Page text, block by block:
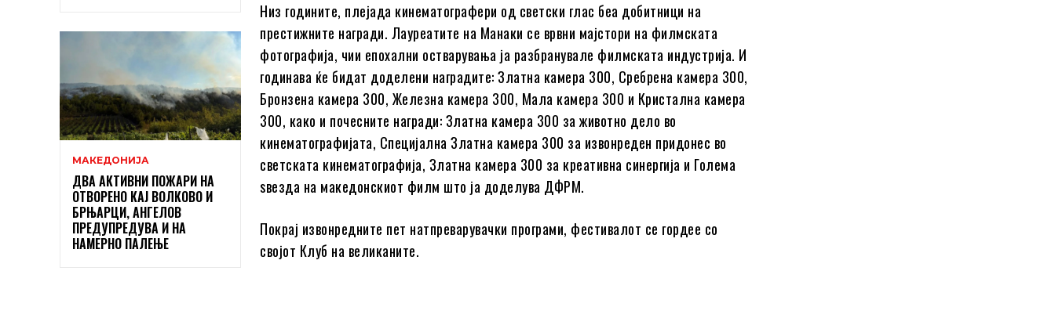
МАКЕДОНИЈА
ДВА АКТИВНИ ПОЖАРИ НА
ОТВОРЕНО КАЈ ВОЛКОВО И
БРЊАРЦИ, АНГЕЛОВ
ПРЕДУПРЕДУВА И НА
НАМЕРНО ПАЛЕЊЕ
Низ годините, плејада кинематографери од светски глас беа добитници на
престижните награди. Лауреатите на Манаки се врвни мајстори на филмската
фотографија, чии епохални остварувања ја разбранувале филмската индустрија. И
годинава ќе бидат доделени наградите: Златна камера 300, Сребрена камера 300,
Бронзена камера 300, Железна камера 300, Мала камера 300 и Кристална камера
300, како и почесните награди: Златна камера 300 за животно дело во
кинематографијата, Специјална Златна камера 300 за извонреден придонес во
светската кинематографија, Златна камера 300 за креативна синергија и Голема
ѕвезда на македонскиот филм што ја доделува ДФРМ.
Покрај извонредните пет натпреварувачки програми, фестивалот се гордее со
својот Клуб на великаните.